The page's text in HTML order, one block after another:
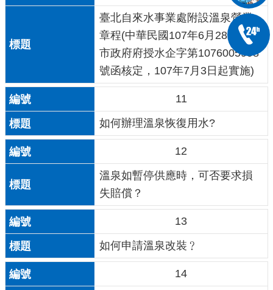
臺北自來水事業處附設溫泉營業
章程(中華民國107年6月28日臺北
市政府府授水企字第1076005998
號函核定，107年7月3日起實施)
11
如何辦理溫泉恢復用水?
12
溫泉如暫停供應時，可否要求損
失賠償？
13
如何申請溫泉改裝﹖
14